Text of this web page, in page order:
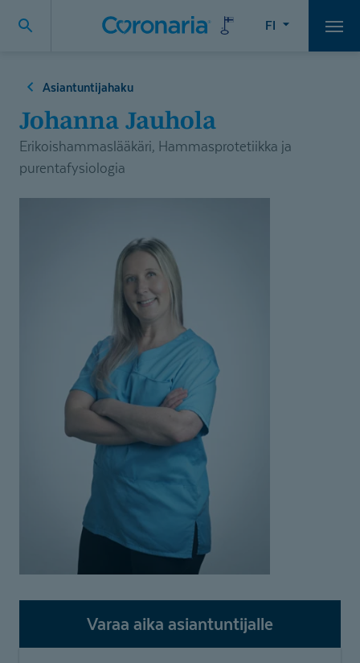
FI
Asiantuntijahaku
Johanna Jauhola
Erikoishammaslääkäri, Hammasprotetiikka ja
purentafysiologia
Varaa aika asiantuntijalle